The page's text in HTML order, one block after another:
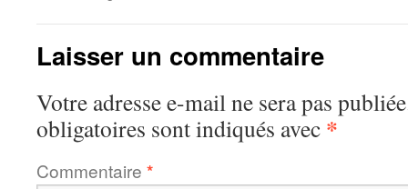
Laisser un commentaire
Votre adresse e-mail ne sera pas
obligatoires sont indiqués avec *
Commentaire *